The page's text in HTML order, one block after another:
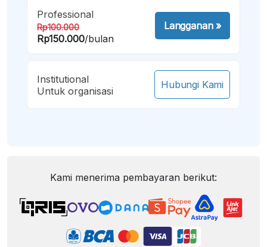
Professional
Rp100.000
Rp150.000/bulan
Langganan»
Institutional
Untuk organisasi
Hubungi Kami
Kami menerima pembayaran berikut: